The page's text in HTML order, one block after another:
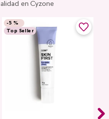
en Cyzone
-5 %
Top Seller